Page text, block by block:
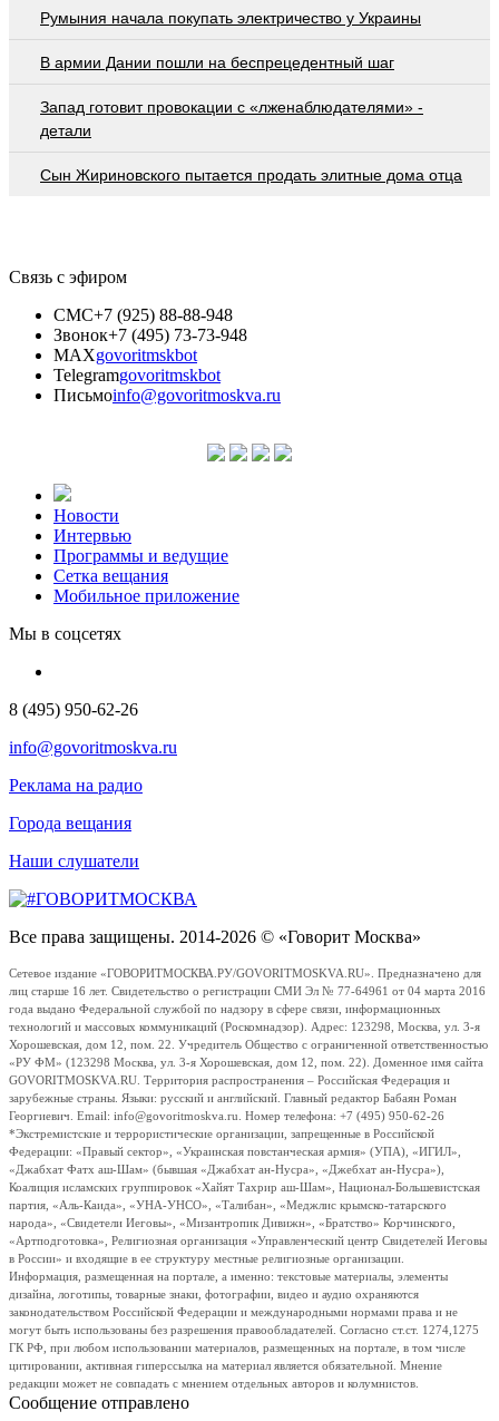
Румыния начала покупать электричество у Украины
В армии Дании пошли на беспрецедентный шаг
Запад готовит провокации с «лженаблюдателями» -
детали
Сын Жириновского пытается продать элитные дома отца
Связь с эфиром
СМС+7 (925) 88-88-948
Звонок+7 (495) 73-73-948
MAXgovoritmskbot
Telegramgovoritmskbot
Письмоinfo@govoritmoskva.ru
Новости
Интервью
Программы и ведущие
Сетка вещания
Мобильное приложение
Мы в соцсетях
8 (495) 950-62-26
info@govoritmoskva.ru
Реклама на радио
Города вещания
Наши слушатели
Все права защищены. 2014-2026 © «Говорит Москва»
Сетевое издание «ГОВОРИТМОСКВА.РУ/GOVORITMOSKVA.RU». Предназначено для
лиц старше 16 лет. Свидетельство о регистрации СМИ Эл № 77-64961 от 04 марта 2016
года выдано Федеральной службой по надзору в сфере связи, информационных
технологий и массовых коммуникаций (Роскомнадзор). Адрес: 123298, Москва, ул. 3-я
Хорошевская, дом 12, пом. 22. Учредитель Общество с ограниченной ответственностью
«РУ ФМ» (123298 Москва, ул. 3-я Хорошевская, дом 12, пом. 22). Доменное имя сайта
GOVORITMOSKVA.RU. Территория распространения – Российская Федерация и
зарубежные страны. Языки: русский и английский. Главный редактор Бабаян Роман
Георгиевич. Email: info@govoritmoskva.ru. Номер телефона: +7 (495) 950-62-26
*Экстремистские и террористические организации, запрещенные в Российской
Федерации: «Правый сектор», «Украинская повстанческая армия» (УПА), «ИГИЛ»,
«Джабхат Фатх аш-Шам» (бывшая «Джабхат ан-Нусра», «Джебхат ан-Нусра»),
Коалиция исламских группировок «Хайят Тахрир аш-Шам», Национал-Большевистская
партия, «Аль-Каида», «УНА-УНСО», «Талибан», «Меджлис крымско-татарского
народа», «Свидетели Иеговы», «Мизантропик Дивижн», «Братство» Корчинского,
«Артподготовка», Религиозная организация «Управленческий центр Свидетелей Иеговы
в России» и входящие в ее структуру местные религиозные организации.
Информация, размещенная на портале, а именно: текстовые материалы, элементы
дизайна, логотипы, товарные знаки, фотографии, видео и аудио охраняются
законодательством Российской Федерации и международными нормами права и не
могут быть использованы без разрешения правообладателей. Согласно ст.ст. 1274,1275
ГК РФ, при любом использовании материалов, размещенных на портале, в том числе
цитировании, активная гиперссылка на материал является обязательной. Мнение
редакции может не совпадать с мнением отдельных авторов и колумнистов.
Сообщение отправлено